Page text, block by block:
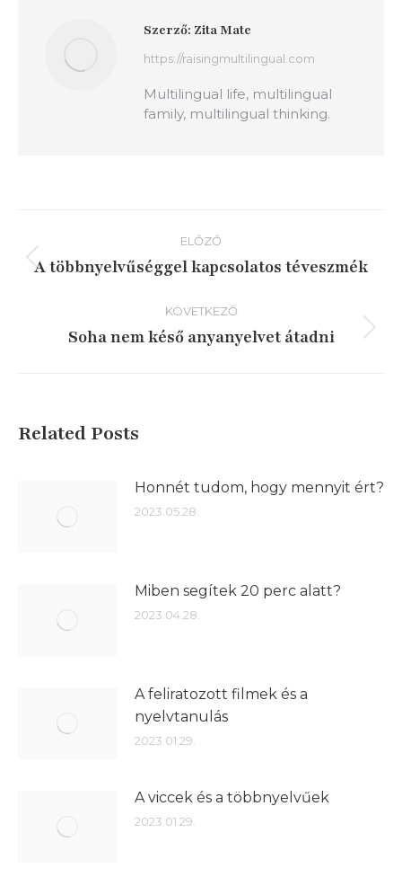
Szerző: Zita Mate
https://raisingmultilingual.com
Multilingual life, multilingual
family, multilingual thinking.
navigáció
ELŐZŐ
Előző
A többnyelvűséggel kapcsolatos téveszmék
KÖVETKEZŐ
Következő
Soha nem késő anyanyelvet átadni
Related Posts
Honnét tudom, hogy mennyit ért?
2023.05.28.
Miben segítek 20 perc alatt?
2023.04.28.
A feliratozott filmek és a
nyelvtanulás
2023.01.29.
A viccek és a többnyelvűek
2023.01.29.